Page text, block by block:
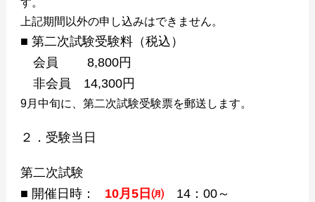
す。
上記期間以外の申し込みはできません。
■ 第二次試験受験料（税込）
会員 8,800円
非会員 14,300円
9月中旬に、第二次試験受験票を郵送します。
２．受験当日
第二次試験
■ 開催日時：
10月5日㈪14：00～